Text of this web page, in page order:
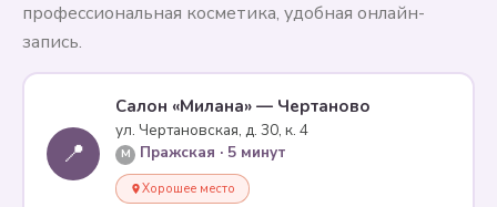
профессиональная косметика, удобная онлайн-
запись.
📍
Салон «Милана» — Чертаново
ул. Чертановская, д. 30, к. 4
M Пражская · 5 минут
Хорошее место